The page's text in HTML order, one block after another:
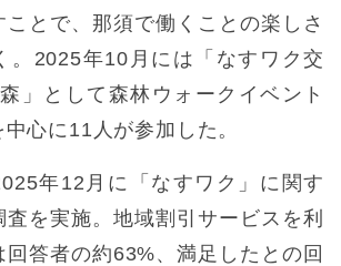
ことで、那須で働くことの楽しさ
。2025年10月には「なすワク交
」として森林ウォークイベント
心に11人が参加した。
年12月に「なすワク」に関す
査を実施。地域割引サービスを利
回答者の約63%、満足したとの回